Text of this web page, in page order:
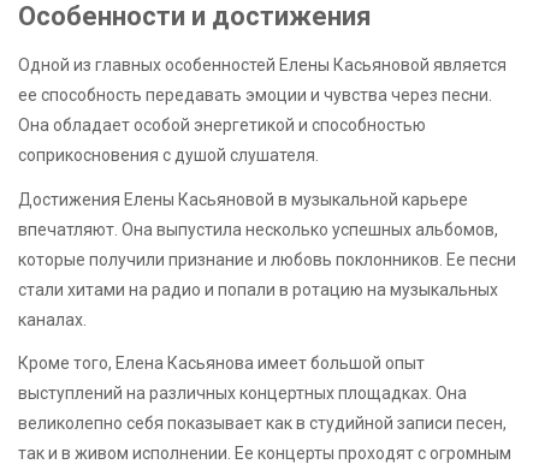
Особенности и достижения
Одной из главных особенностей Елены Касьяновой является
ее способность передавать эмоции и чувства через песни.
Она обладает особой энергетикой и способностью
соприкосновения с душой слушателя.
Достижения Елены Касьяновой в музыкальной карьере
впечатляют. Она выпустила несколько успешных альбомов,
которые получили признание и любовь поклонников. Ее песни
стали хитами на радио и попали в ротацию на музыкальных
каналах.
Кроме того, Елена Касьянова имеет большой опыт
выступлений на различных концертных площадках. Она
великолепно себя показывает как в студийной записи песен,
так и в живом исполнении. Ее концерты проходят с огромным